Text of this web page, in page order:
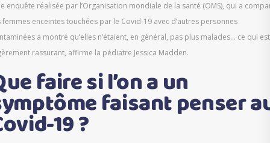
enquête réalisée par l’Organisation mondiale de la santé (OMS), qui a
femmes enceintes touchées par le Covid-19 avec d’autres personnes
a montré qu’elles n’étaient, en général, pas plus malades… ce qui est
rassurant, affirme la pédiatre Jessica Madden.
faire si l’on a un
faisant penser
19 ?